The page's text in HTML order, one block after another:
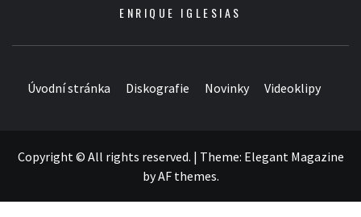
ENRIQUE IGLESIAS
Úvodní stránka Diskografie Novinky Videoklipy
Copyright © All rights reserved. | Theme: Elegant Magazine
byAF themes.